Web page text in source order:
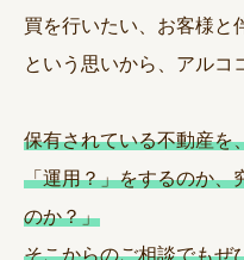
買を行いたい、お客様と
という思いから、アルコ
保有されている不動産を
「運用？」をするのか、
のか？」
そこからのご相談でもぜ